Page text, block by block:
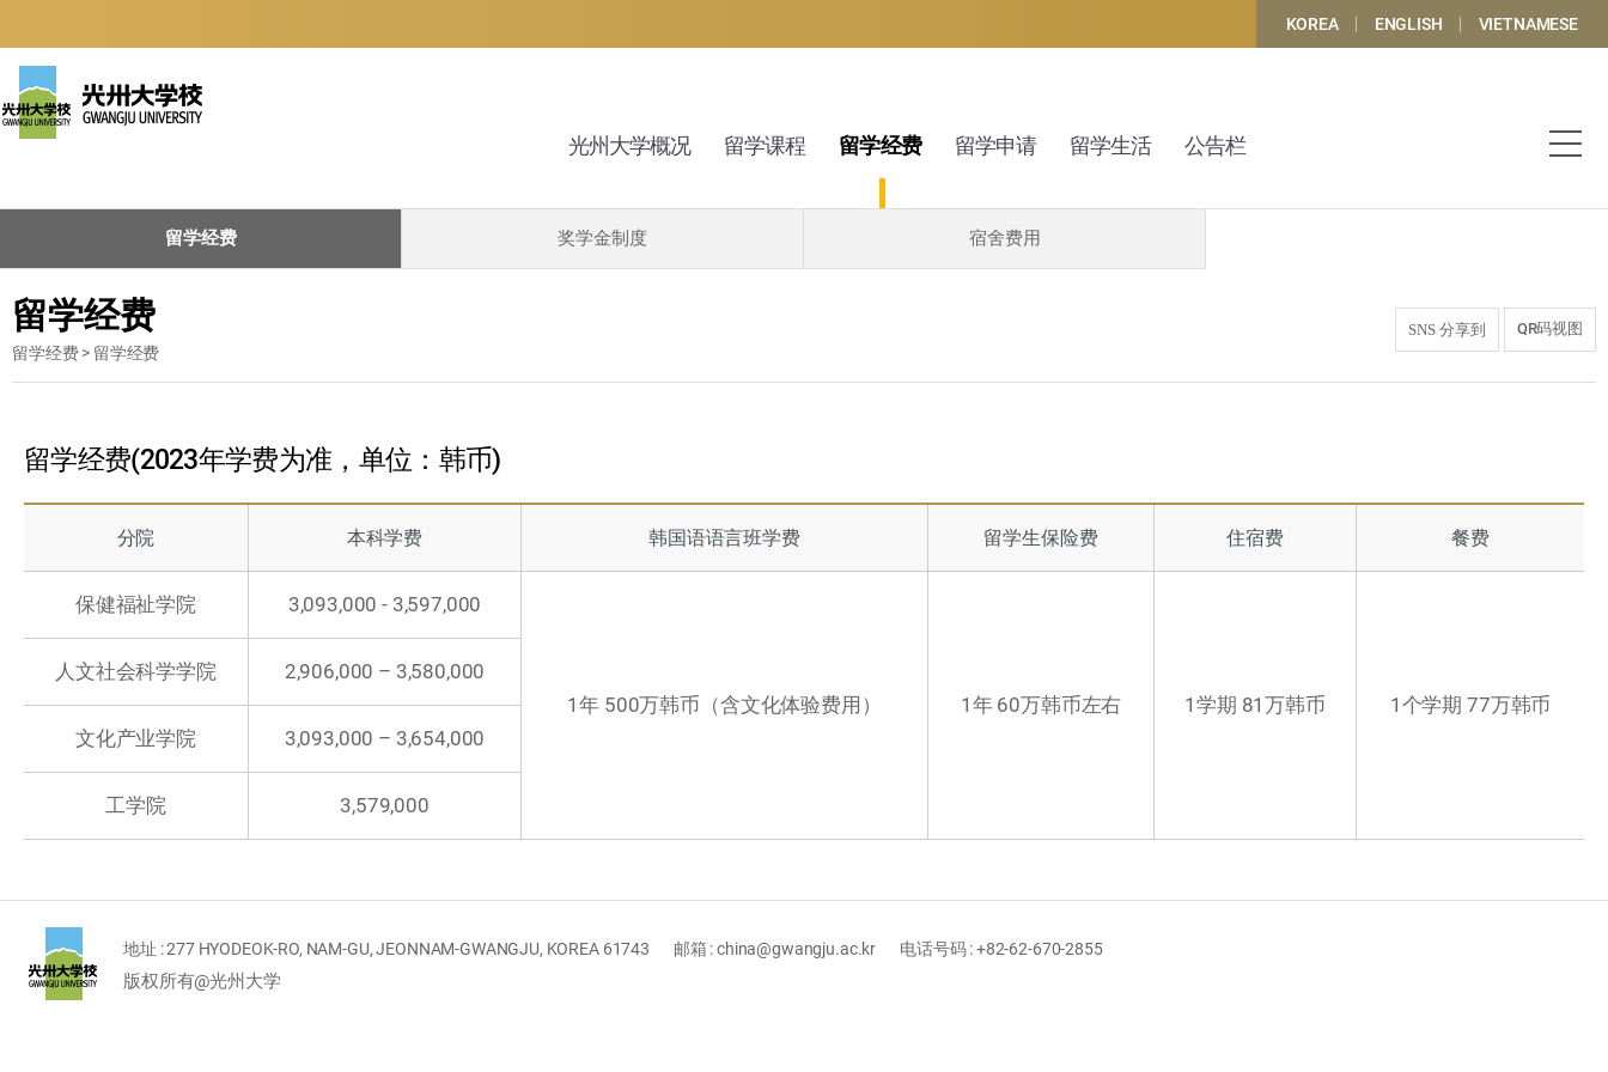
KOREA ENGLISH VIETNAMESE
光州大学概况 留学课程 留学经费 留学申请 留学生活 公告栏
留学经费 奖学金制度 宿舍费用
留学经费
留学经费 > 留学经费
SNS 分享到 QR码视图
留学经费(2023年学费为准，单位：韩币)
分院 本科学费 韩国语语言班学费 留学生保险费 住宿费 餐费
保健福祉学院 3,093,000 - 3,597,000
1年 500万韩币（含文化体验费用） 1年 60万韩币左右 1学期 81万韩币 1个学期 77万韩币
人文社会科学学院 2,906,000 – 3,580,000
文化产业学院 3,093,000 – 3,654,000
工学院 3,579,000
地址 : 277 HYODEOK-RO, NAM-GU, JEONNAM-GWANGJU, KOREA 61743 邮箱 : china@gwangju.ac.kr 电话号码 : +82-62-670-2855
版权所有@光州大学